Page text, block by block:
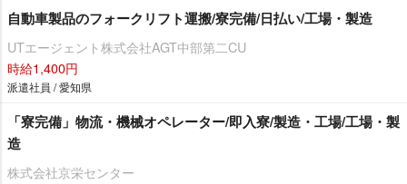
自動車製品のフォークリフト運搬/寮完備/日払い/工場・製造
UTエージェント株式会社AGT中部第二CU
時給1,400円
派遣社員 / 愛知県
「寮完備」物流・機械オペレーター/即入寮/製造・工場/工場・製
造
株式会社京栄センター